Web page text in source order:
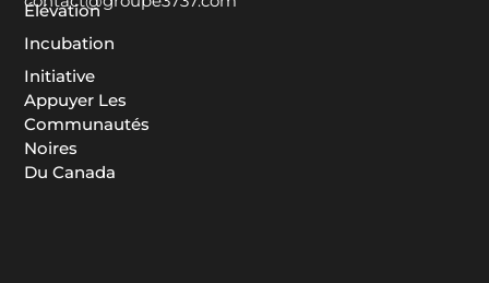
Élévation
Incubation
Initiative
Appuyer Les
Communautés
Noires
Du Canada